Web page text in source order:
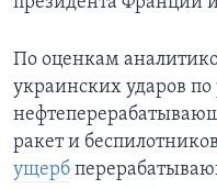
По оценкам
украинских ударов
ракет и беспилотников
ущерб